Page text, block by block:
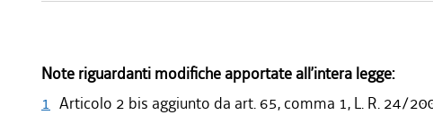
Note riguardanti modifiche apportate all’intera legge:
1 Articolo 2 bis aggiunto da art. 65, comma 1, L. R. 24/